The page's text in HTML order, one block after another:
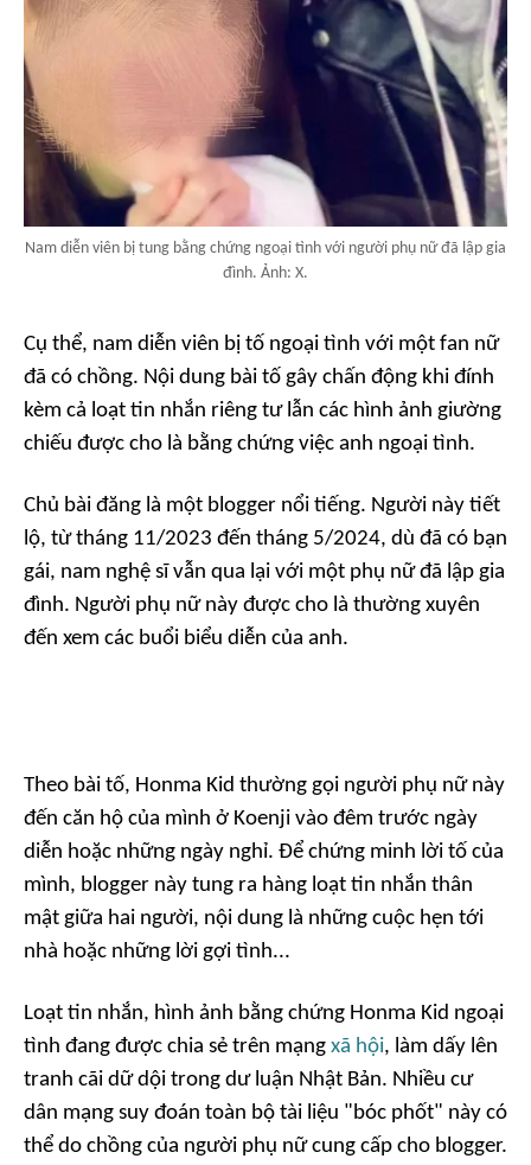
Nam diễn viên bị tung bằng chứng ngoại tình với người phụ nữ đã lập gia
đình. Ảnh: X.
Cụ thể, nam diễn viên bị tố ngoại tình với một fan nữ
đã có chồng. Nội dung bài tố gây chấn động khi đính
kèm cả loạt tin nhắn riêng tư lẫn các hình ảnh giường
chiếu được cho là bằng chứng việc anh ngoại tình.
Chủ bài đăng là một blogger nổi tiếng. Người này tiết
lộ, từ tháng 11/2023 đến tháng 5/2024, dù đã có bạn
gái, nam nghệ sĩ vẫn qua lại với một phụ nữ đã lập gia
đình. Người phụ nữ này được cho là thường xuyên
đến xem các buổi biểu diễn của anh.
Theo bài tố, Honma Kid thường gọi người phụ nữ này
đến căn hộ của mình ở Koenji vào đêm trước ngày
diễn hoặc những ngày nghỉ. Để chứng minh lời tố của
mình, blogger này tung ra hàng loạt tin nhắn thân
mật giữa hai người, nội dung là những cuộc hẹn tới
nhà hoặc những lời gợi tình...
Loạt tin nhắn, hình ảnh bằng chứng Honma Kid ngoại
tình đang được chia sẻ trên mạng xã hội, làm dấy lên
tranh cãi dữ dội trong dư luận Nhật Bản. Nhiều cư
dân mạng suy đoán toàn bộ tài liệu "bóc phốt" này có
thể do chồng của người phụ nữ cung cấp cho blogger.